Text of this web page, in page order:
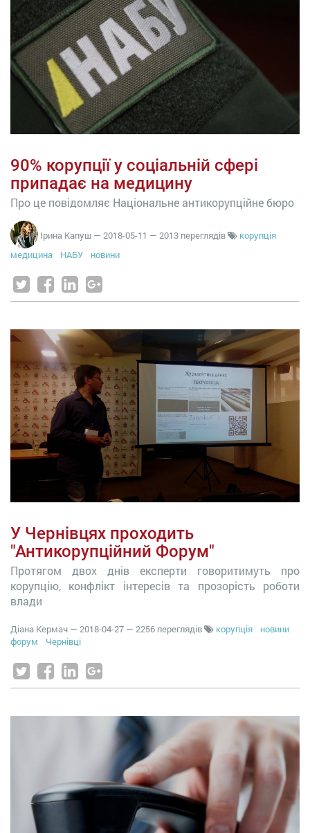
90% корупції у соціальній сфері
припадає на медицину
Про це повідомляє Національне антикорупційне бюро
Ірина Капуш — 2018-05-11 — 2013 переглядів
корупція
медицина
НАБУ новини
У Чернівцях проходить
"Антикорупційний Форум"
Протягом двох днів експерти говоритимуть про
корупцію, конфлікт інтересів та прозорість роботи
влади
Діана Кермач — 2018-04-27 — 2256 переглядів корупція
новини
форум
Чернівці